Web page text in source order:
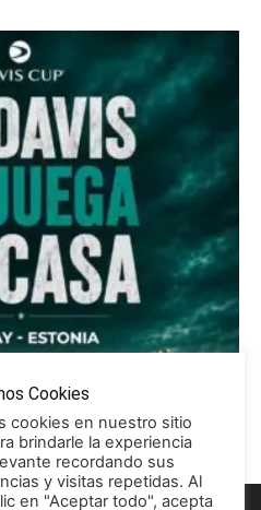
Círculo
Cookies
cookies en nuestro sitio
brindarle la experiencia
recordando sus
y visitas repetidas. Al
en "Aceptar todo", acepta